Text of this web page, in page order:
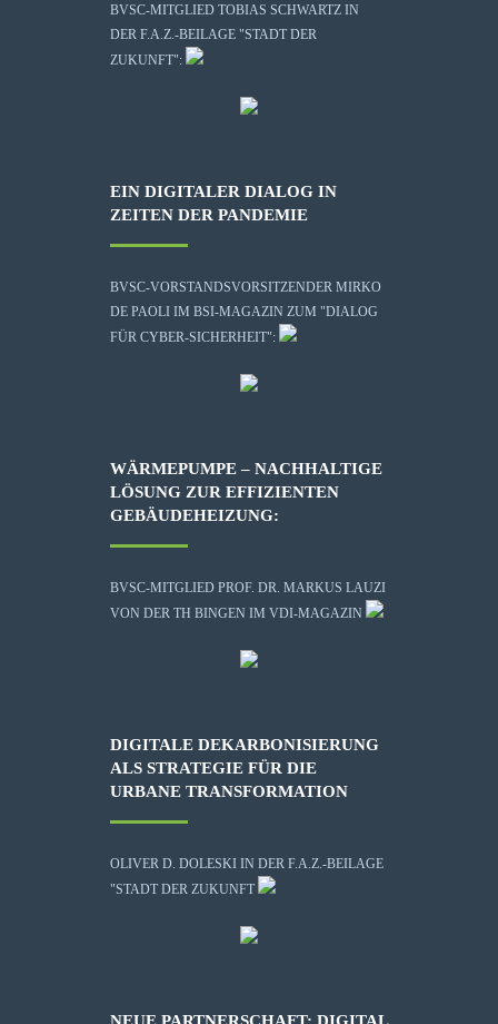
BVSC-MITGLIED TOBIAS SCHWARTZ IN
DER F.A.Z.-BEILAGE "STADT DER
ZUKUNFT":
EIN DIGITALER DIALOG IN
ZEITEN DER PANDEMIE
BVSC-VORSTANDSVORSITZENDER MIRKO
DE PAOLI IM BSI-MAGAZIN ZUM "DIALOG
FÜR CYBER-SICHERHEIT":
WÄRMEPUMPE – NACHHALTIGE
LÖSUNG ZUR EFFIZIENTEN
GEBÄUDEHEIZUNG:
BVSC-MITGLIED PROF. DR. MARKUS LAUZI
VON DER TH BINGEN IM VDI-MAGAZIN
DIGITALE DEKARBONISIERUNG
ALS STRATEGIE FÜR DIE
URBANE TRANSFORMATION
OLIVER D. DOLESKI IN DER F.A.Z.-BEILAGE
"STADT DER ZUKUNFT